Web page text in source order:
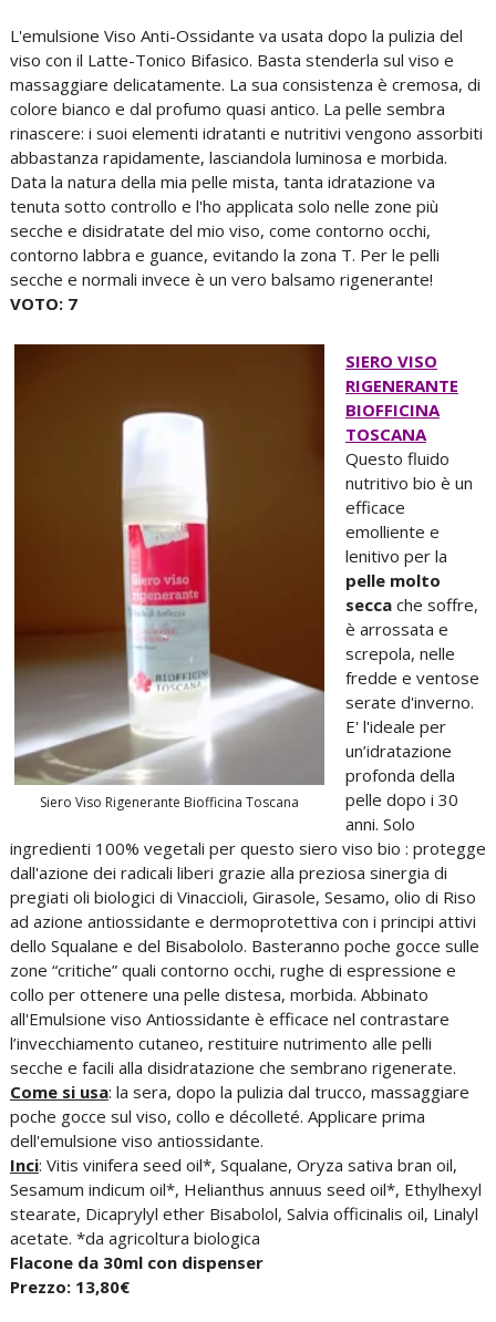
L'emulsione Viso Anti-Ossidante va usata dopo la pulizia del
viso con il Latte-Tonico Bifasico. Basta stenderla sul viso e
massaggiare delicatamente. La sua consistenza è cremosa, di
colore bianco e dal profumo quasi antico. La pelle sembra
rinascere: i suoi elementi idratanti e nutritivi vengono assorbiti
abbastanza rapidamente, lasciandola luminosa e morbida.
Data la natura della mia pelle mista, tanta idratazione va
tenuta sotto controllo e l'ho applicata solo nelle zone più
secche e disidratate del mio viso, come contorno occhi,
contorno labbra e guance, evitando la zona T. Per le pelli
secche e normali invece è un vero balsamo rigenerante!
VOTO: 7
Siero Viso Rigenerante Biofficina Toscana
SIERO VISO
RIGENERANTE
BIOFFICINA
TOSCANA
Questo fluido
nutritivo bio è un
efficace
emolliente e
lenitivo per la
pelle molto
seccache soffre,
è arrossata e
screpola, nelle
fredde e ventose
serate d'inverno.
E' l'ideale per
un’idratazione
profonda della
pelle dopo i 30
anni. Solo
ingredienti 100% vegetali per questo siero viso bio : protegge
dall'azione dei radicali liberi grazie alla preziosa sinergia di
pregiati oli biologici di Vinaccioli, Girasole, Sesamo, olio di Riso
ad azione antiossidante e dermoprotettiva con i principi attivi
dello Squalane e del Bisabololo. Basteranno poche gocce sulle
zone “critiche” quali contorno occhi, rughe di espressione e
collo per ottenere una pelle distesa, morbida. Abbinato
all'Emulsione viso Antiossidante è efficace nel contrastare
l’invecchiamento cutaneo, restituire nutrimento alle pelli
secche e facili alla disidratazione che sembrano rigenerate.
Come si usa: la sera, dopo la pulizia dal trucco, massaggiare
poche gocce sul viso, collo e décolleté. Applicare prima
dell'emulsione viso antiossidante.
Inci: Vitis vinifera seed oil*, Squalane, Oryza sativa bran oil,
Sesamum indicum oil*, Helianthus annuus seed oil*, Ethylhexyl
stearate, Dicaprylyl ether Bisabolol, Salvia officinalis oil, Linalyl
acetate. *da agricoltura biologica
Flacone da 30ml con dispenser
Prezzo: 13,80€